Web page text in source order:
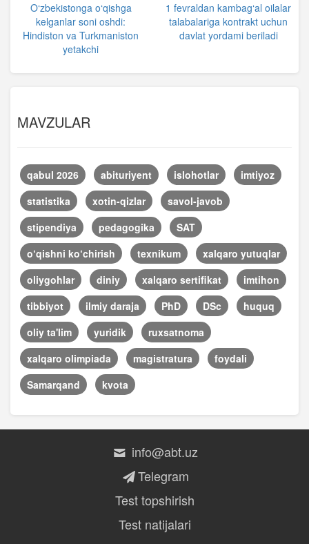
O‘zbekistonga o‘qishga
kelganlar soni oshdi:
Hindiston va Turkmaniston
yetakchi
1 fevraldan kambag‘al oilalar
talabalariga kontrakt uchun
davlat yordami beriladi
MAVZULAR
qabul 2026 abituriyent islohotlar
imtiyoz
statistika
xotin-qizlar
savol-javob
stipendiya
pedagogika
SAT
o‘qishni ko‘chirish
texnikum
xalqaro yutuqlar
oliygohlar
diniy xalqaro sertifikat
imtihon
tibbiyot
ilmiy daraja PhD DSc
huquq
oliy ta'lim
yuridik
ruxsatnoma
xalqaro olimpiada
magistratura
foydali
Samarqand
kvota
info@abt.uz
Telegram
Test topshirish
Test natijalari